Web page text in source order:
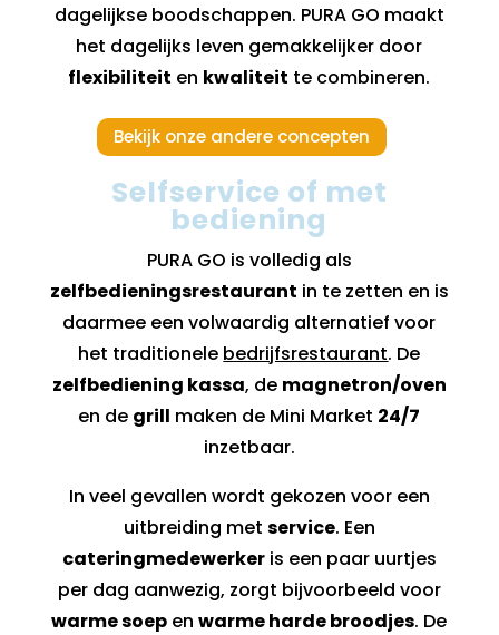
dagelijkse boodschappen. PURA GO maakt
het dagelijks leven gemakkelijker door
flexibiliteit en kwaliteit te combineren.
Bekijk onze andere concepten
Selfservice of met
bediening
PURA GO is volledig als
zelfbedieningsrestaurant in te zetten en is
daarmee een volwaardig alternatief voor
het traditionele bedrijfsrestaurant. De
zelfbediening kassa, de magnetron/oven
en de grill maken de Mini Market 24/7
inzetbaar.
In veel gevallen wordt gekozen voor een
uitbreiding met service. Een
cateringmedewerkeris een paar uurtjes
per dag aanwezig, zorgt bijvoorbeeld voor
warme soep enwarme harde broodjes. De